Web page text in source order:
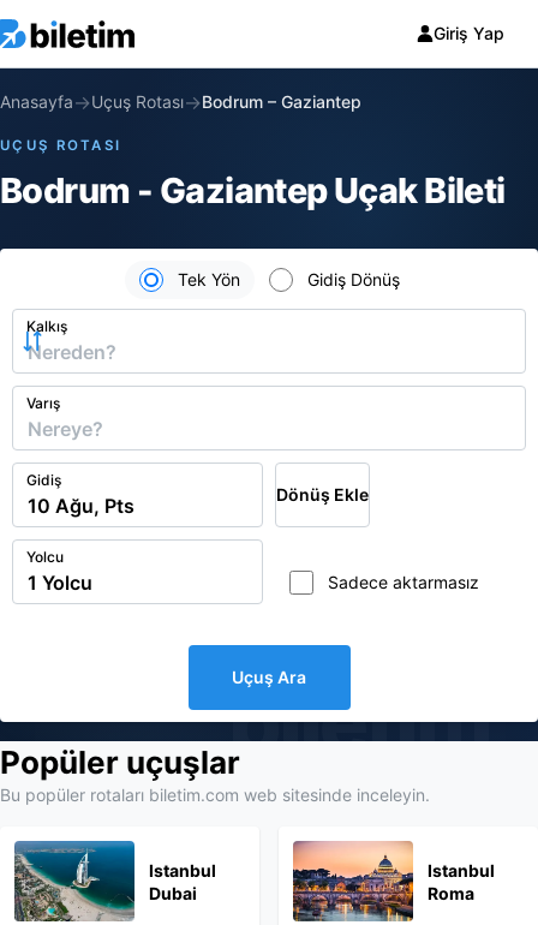
Giriş Yap
biletim
Anasayfa→Uçuş Rotası→Bodrum – Gaziantep
UÇUŞ ROTASI
Bodrum - Gaziantep Uçak Bileti
Tek Yön Gidiş Dönüş
Kalkış
Varış
Gidiş
Dönüş Ekle
Yolcu
Sadece aktarmasız
Uçuş Ara
Popüler uçuşlar
Bu popüler rotaları biletim.com web sitesinde inceleyin.
Istanbul
Dubai
Istanbul
Roma